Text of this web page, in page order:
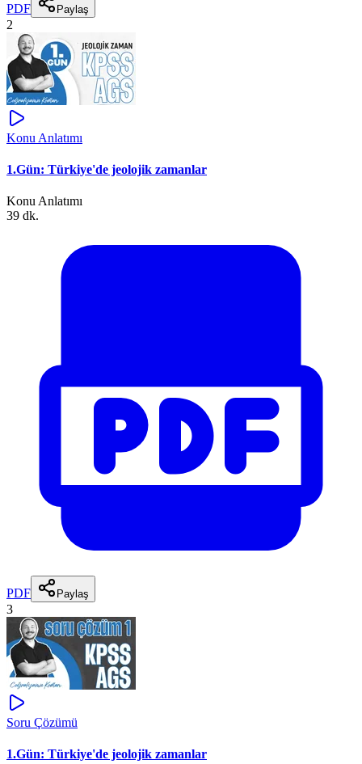
PDF Paylaş
2
Konu Anlatımı
1.Gün: Türkiye'de jeolojik zamanlar
Konu Anlatımı
39 dk.
PDF Paylaş
3
Soru Çözümü
1.Gün: Türkiye'de jeolojik zamanlar